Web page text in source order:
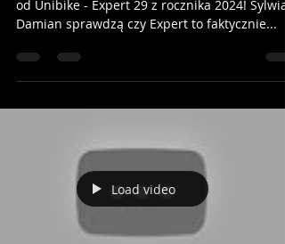
Trening techniki na
Singletrackach - Unibike
Expert
Damian sprawdzą czy Expert to faktycznie...